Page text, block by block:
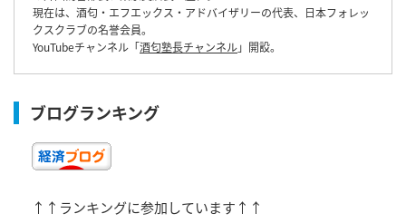
現在は、酒匂・エフエックス・アドバイザリーの代表、日本フォレッ
クスクラブの名誉会員。
YouTubeチャンネル「酒匂塾長チャンネル」開設。
ブログランキング
↑↑ランキングに参加しています↑↑